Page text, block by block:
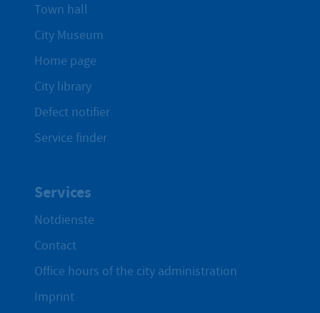
Town hall
City Museum
Home page
City library
Defect notifier
Service finder
Services
Notdienste
Contact
Office hours of the city administration
Imprint